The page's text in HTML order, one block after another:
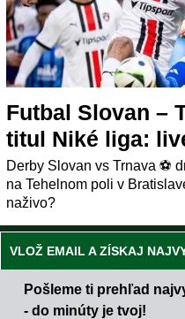
Futbal Slovan –
titul Niké liga:
Derby Slovan vs Trnava ⚽
na Tehelnom poli v
naživo?
VLOŽ EMAIL A ZÍSKAJ
Pošleme ti prehľad
- do minúty je tvoj!